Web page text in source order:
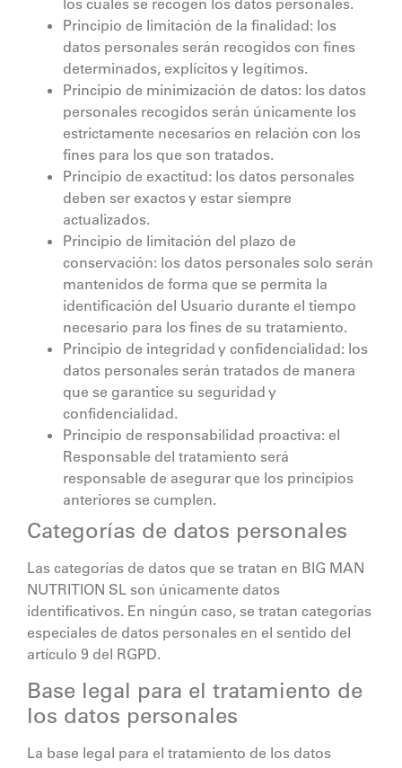
Principio de limitación de la finalidad: los
datos personales serán recogidos con fines
determinados, explícitos y legítimos.
Principio de minimización de datos: los datos
personales recogidos serán únicamente los
estrictamente necesarios en relación con los
fines para los que son tratados.
Principio de exactitud: los datos personales
deben ser exactos y estar siempre
actualizados.
Principio de limitación del plazo de
conservación: los datos personales solo serán
mantenidos de forma que se permita la
identificación del Usuario durante el tiempo
necesario para los fines de su tratamiento.
Principio de integridad y confidencialidad: los
datos personales serán tratados de manera
que se garantice su seguridad y
confidencialidad.
Principio de responsabilidad proactiva: el
Responsable del tratamiento será
responsable de asegurar que los principios
anteriores se cumplen.
Categorías de datos personales
Las categorías de datos que se tratan en BIG MAN
NUTRITION SL son únicamente datos
identificativos. En ningún caso, se tratan categorías
especiales de datos personales en el sentido del
artículo 9 del RGPD.
Base legal para el tratamiento de
los datos personales
La base legal para el tratamiento de los datos